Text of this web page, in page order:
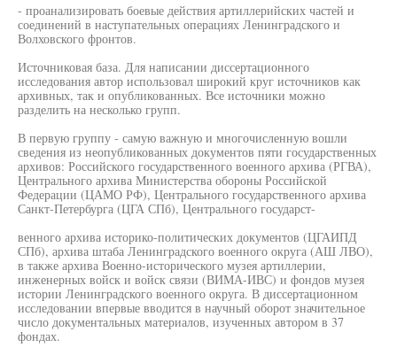
- проанализировать боевые действия артиллерийских частей и
соединений в наступательных операциях Ленинградского и
Волховского фронтов.
Источниковая база. Для написании диссертационного
исследования автор использовал широкий круг источников как
архивных, так и опубликованных. Все источники можно
разделить на несколько групп.
В первую группу - самую важную и многочисленную вошли
сведения из неопубликованных документов пяти государственных
архивов: Российского государственного военного архива (РГВА),
Центрального архива Министерства обороны Российской
Федерации (ЦАМО РФ), Центрального государственного архива
Санкт-Петербурга (ЦГА СПб), Центрального государст-
венного архива историко-политических документов (ЦГАИПД
СПб), архива штаба Ленинградского военного округа (АШ ЛВО),
в также архива Военно-исторического музея артиллерии,
инженерных войск и войск связи (ВИМА-ИВС) и фондов музея
истории Ленинградского военного округа. В диссертационном
исследовании впервые вводится в научный оборот значительное
число документальных материалов, изученных автором в 37
фондах.